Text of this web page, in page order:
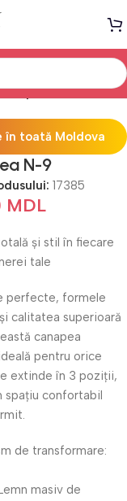
Extensibile
în toată Moldova
N-9
17385
MDL
și stil în fiecare
tale
perfecte, formele
calitatea superioară
canapea
pentru orice
extinde în 3 poziții,
spațiu confortabil
de transformare:
masiv de